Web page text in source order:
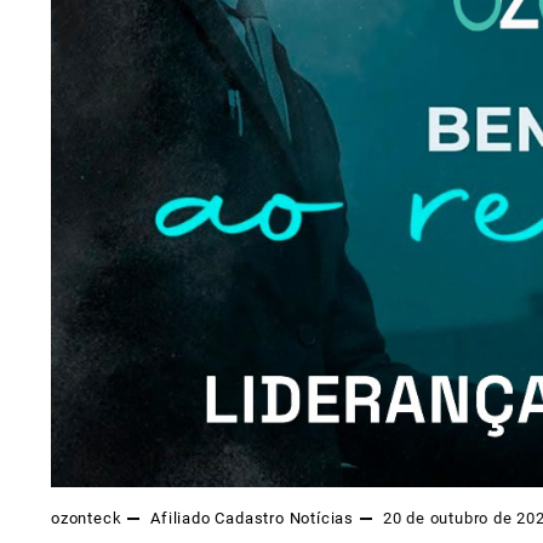
ozonteck Afiliado Cadastro Notícias 20 de outubro de